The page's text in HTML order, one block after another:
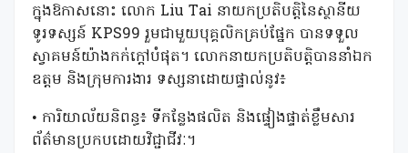
ក្នុងឱកាសនោះ លោក Liu Tai នាយកប្រតិបត្តិនៃស្ថានីយ
ទូរទស្សន៍ KPS99 រួមជាមួយបុគ្គលិកគ្រប់ផ្នែក បានទទួល
ស្វាគមន៍យ៉ាងកក់ក្តៅបំផុត។ លោកនាយកប្រតិបត្តិបាននាំឯក
ឧត្តម និងក្រុមការងារ ទស្សនាដោយផ្ទាល់នូវ៖
• ការិយាល័យនិពន្ធ៖ ទីកន្លែងផលិត និងផ្ទៀងផ្ទាត់ខ្លឹមសារ
ព័ត៌មានប្រកបដោយវិជ្ជាជីវៈ។